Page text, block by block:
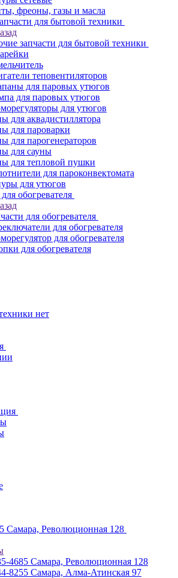
фреоны, газы и масла
для бытовой техники
запчасти для бытовой техники
теповентиляторов
для паровых утюгов
для паровых утюгов
для утюгов
для аквадистиллятора
для пароварки
для парогенераторов
для сауны
для тепловой пушки
для пароконвектомата
для утюгов
обогревателя
для обогревателя
для обогревателя
для обогревателя
для обогревателя
нет
Самара, Революционная 128
4685 Самара, Революционная 128
8255 Самара, Алма-Атинская 97